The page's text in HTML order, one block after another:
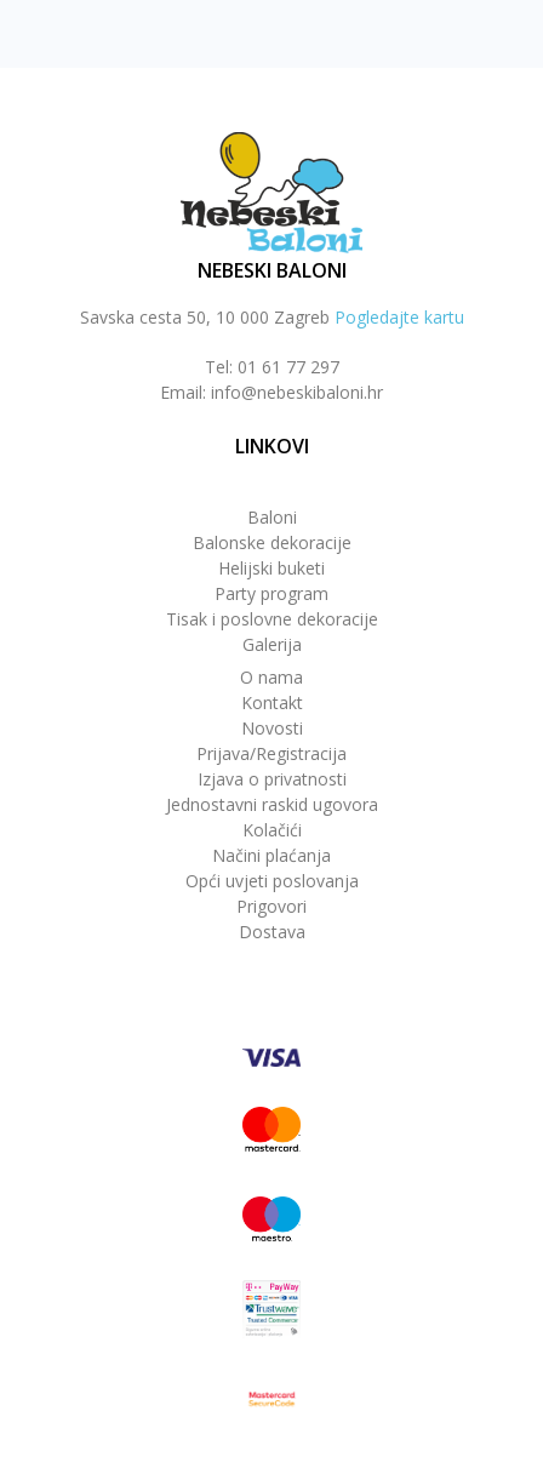
NEBESKI BALONI
Savska cesta 50, 10 000 Zagreb Pogledajte kartu
Tel: 01 61 77 297
Email: info@nebeskibaloni.hr
LINKOVI
Baloni
Balonske dekoracije
Helijski buketi
Party program
Tisak i poslovne dekoracije
Galerija
O nama
Kontakt
Novosti
Prijava/Registracija
Izjava o privatnosti
Jednostavni raskid ugovora
Kolačići
Načini plaćanja
Opći uvjeti poslovanja
Prigovori
Dostava